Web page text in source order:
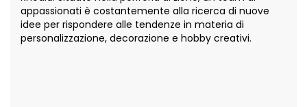
appassionati è costantemente alla ricerca di nuove
idee per rispondere alle tendenze in materia di
personalizzazione, decorazione e hobby creativi.